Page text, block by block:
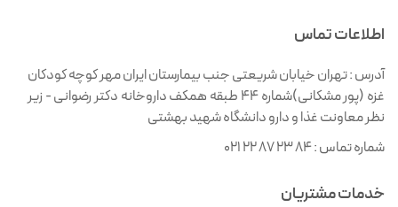
اطلاعات تماس
آدرس :تهران خیابان شریعتی جنب بیمارستان ایران مهر کوچه کودکان
غزه (پور مشکانی)شماره ۴۴ طبقه همکف داروخانه دکتر رضوانی - زیر
نظر معاونت غذا و دارو دانشگاه شهید بهشتی
شماره تماس :021 22 87 23 84
خدمات مشتریان